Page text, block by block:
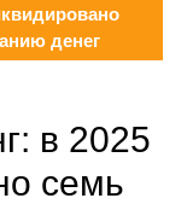
денег
в 2025
семь